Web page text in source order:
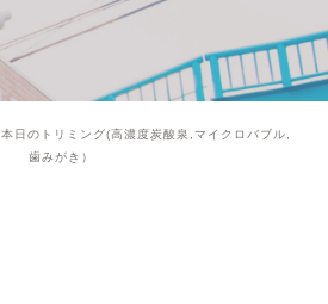
本日のトリミング(高濃度炭酸泉,マイクロバブル,
歯みがき）